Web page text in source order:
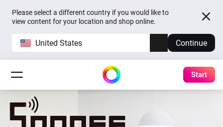
Please select a different country if you would like to
view content for your location and shop online.
United States Continue
Start